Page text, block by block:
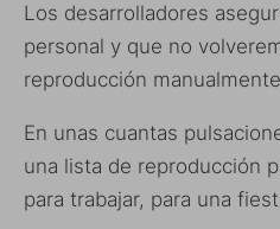
Los desarrolladores
personal y que no
reproducción
En unas cuantas
una lista de reproducción
para trabajar, para una